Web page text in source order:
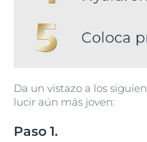
Da un vistazo a los
lucir aún más joven:
Paso 1.